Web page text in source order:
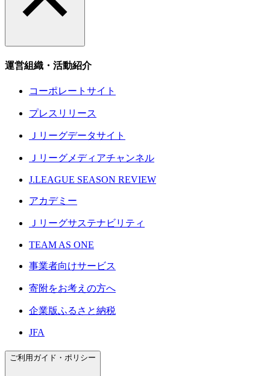
運営組織・活動紹介
コーポレートサイト
プレスリリース
Ｊリーグデータサイト
Ｊリーグメディアチャンネル
J.LEAGUE SEASON REVIEW
アカデミー
Ｊリーグサステナビリティ
TEAM AS ONE
事業者向けサービス
寄附をお考えの方へ
企業版ふるさと納税
JFA
ご利用ガイド・ポリシー